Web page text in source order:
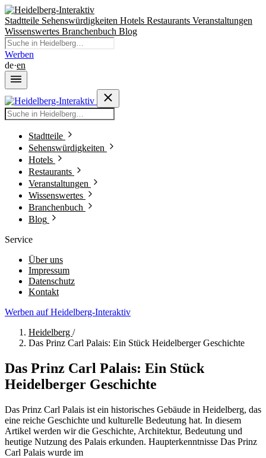
Stadtteile Sehenswürdigkeiten Hotels Restaurants Veranstaltungen
Wissenswertes Branchenbuch Blog
Werben
de·en
Stadtteile
Sehenswürdigkeiten
Hotels
Restaurants
Veranstaltungen
Wissenswertes
Branchenbuch
Blog
Service
Über uns
Impressum
Datenschutz
Kontakt
Werben auf Heidelberg-Interaktiv
Heidelberg /
Das Prinz Carl Palais: Ein Stück Heidelberger Geschichte
Das Prinz Carl Palais: Ein Stück
Heidelberger Geschichte
Das Prinz Carl Palais ist ein historisches Gebäude in Heidelberg, das
eine reiche Geschichte und kulturelle Bedeutung hat. In diesem
Artikel werden wir die Geschichte, Architektur, Bedeutung und
heutige Nutzung des Palais erkunden. Haupterkenntnisse Das Prinz
Carl Palais wurde im